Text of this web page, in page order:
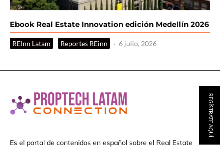
Ebook Real Estate Innovation edición Medellín 2026
REInn Latam Reportes REinn · 6 julio, 2026
Es el portal de contenidos en español sobre el Real Estate
REGÍSTRATE AQUÍ